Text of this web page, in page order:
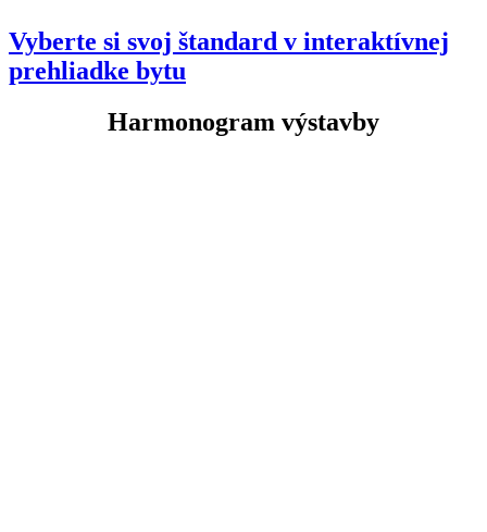
Vyberte si svoj štandard v interaktívnej
prehliadke bytu
Harmonogram výstavby